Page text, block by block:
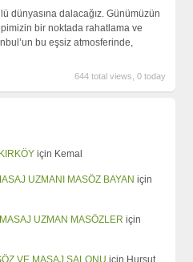
dünyasına dalacağız. Günümüzün
bir noktada rahatlama ve
bu eşsiz atmosferinde,
644 total views, 0 today
için Kemal
UZMANI MASÖZ BAYAN için
UZMAN MASÖZLER için
VE MASAJ SALONU için Hursut